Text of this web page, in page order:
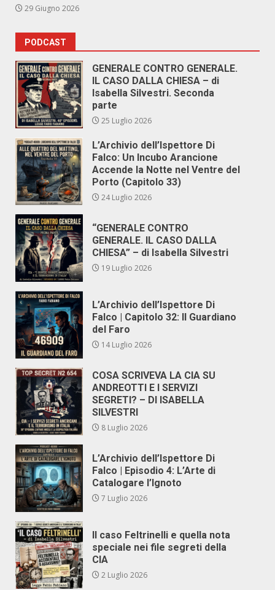
29 Giugno 2026
PODCAST
GENERALE CONTRO GENERALE.
IL CASO DALLA CHIESA – di
Isabella Silvestri. Seconda
parte
25 Luglio 2026
L’Archivio dell’Ispettore Di
Falco: Un Incubo Arancione
Accende la Notte nel Ventre del
Porto (Capitolo 33)
24 Luglio 2026
“GENERALE CONTRO
GENERALE. IL CASO DALLA
CHIESA” – di Isabella Silvestri
19 Luglio 2026
L’Archivio dell’Ispettore Di
Falco | Capitolo 32: Il Guardiano
del Faro
14 Luglio 2026
COSA SCRIVEVA LA CIA SU
ANDREOTTI E I SERVIZI
SEGRETI? – DI ISABELLA
SILVESTRI
8 Luglio 2026
L’Archivio dell’Ispettore Di
Falco | Episodio 4: L’Arte di
Catalogare l’Ignoto
7 Luglio 2026
Il caso Feltrinelli e quella nota
speciale nei file segreti della
CIA
2 Luglio 2026